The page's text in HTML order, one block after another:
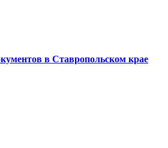
в Ставропольском крае